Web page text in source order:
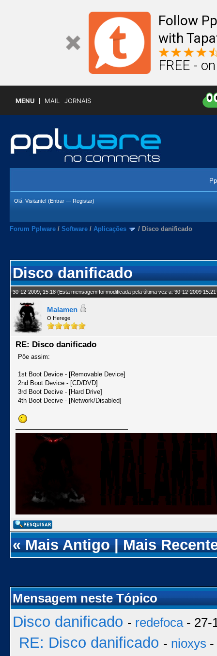
Follow
with
FREE -
MENU MAIL JORNAIS
Olá, Visitante! (Entrar — Registar)
Forum Pplware / Software / Aplicações / Disco danificado
Disco danificado
30-12-2009, 15:18(Esta mensagem foi modificada pela última vez a: 30-12-2009
Malamen
O Herege
RE: Disco danificado
Põe assim:
1st Boot Device - [Removable Device]
2nd Boot Device - [CD/DVD]
3rd Boot Decive - [Hard Drive]
4th Boot Decive - [Network/Disabled]
«Mais Antigo|Mais
Mensagem neste Tópico
Disco danificado - redefoca- 27-
RE: Disco danificado - nioxys -